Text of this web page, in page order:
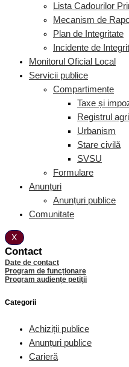
Lista Cadourilor
Mecanism de
Plan de Integritate
Incidente de
Monitorul Oficial Local
Servicii publice
Compartimente
Taxe și
Registrul
Urbanism
Stare civilă
SVSU
Formulare
Anunțuri
Anunțuri publice
Comunitate
X
Contact
Date de contact
Program de funcționare
Program audiențe petiții
Categorii
Achiziții publice
Anunțuri publice
Carieră